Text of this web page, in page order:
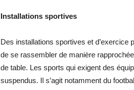
Installations sportives
Des installations sportives et
de se rassembler de manière
de table. Les sports qui exigent des
suspendus. Il s’agit notamment du